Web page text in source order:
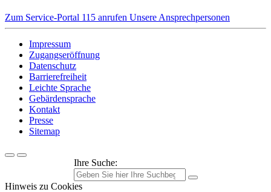
Zum Service-Portal 115 anrufen Unsere Ansprechpersonen
Impressum
Zugangseröffnung
Datenschutz
Barrierefreiheit
Leichte Sprache
Gebärdensprache
Kontakt
Presse
Sitemap
Ihre Suche:
Hinweis zu Cookies